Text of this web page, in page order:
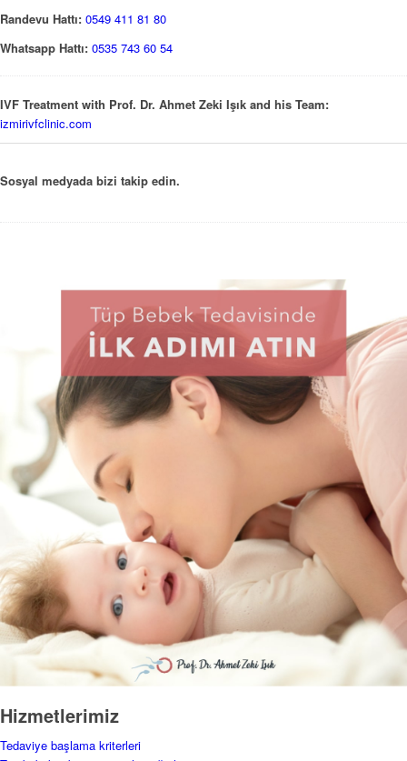
Randevu Hattı: 0549 411 81 80
Whatsapp Hattı: 0535 743 60 54
IVF Treatment with Prof. Dr. Ahmet Zeki Işık and his Team:
izmirivfclinic.com
Sosyal medyada bizi takip edin.
Hizmetlerimiz
Tedaviye başlama kriterleri